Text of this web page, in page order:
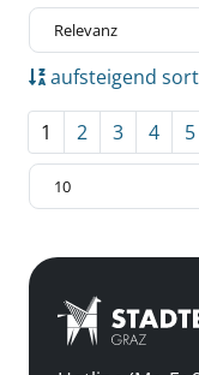
aufsteigend
1 2 3 4 5